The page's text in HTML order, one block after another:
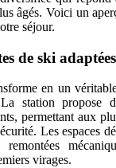
âgés. Voici un
séjour.
de ski
en un
station propose
permettant aux
Les espaces
virages.